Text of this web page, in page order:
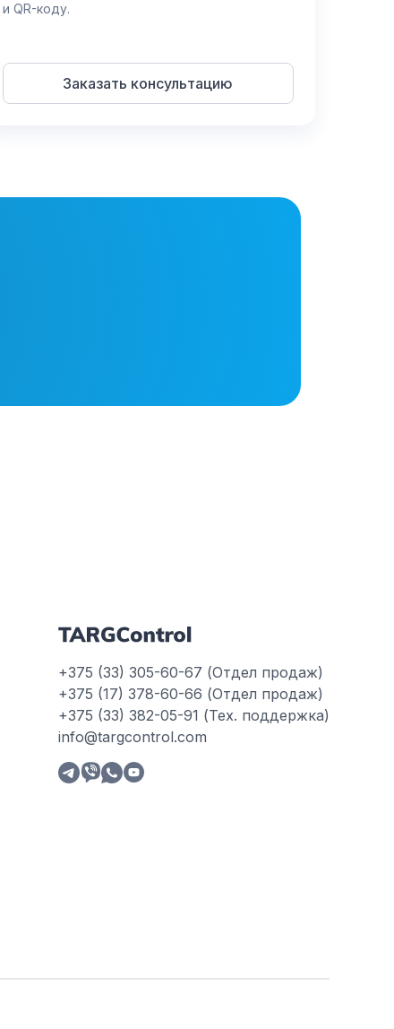
и QR-коду.
Заказать консультацию
+375 (33) 305-60-67 (Отдел продаж)
+375 (17) 378-60-66 (Отдел продаж)
+375 (33) 382-05-91 (Тех. поддержка)
info@targcontrol.com